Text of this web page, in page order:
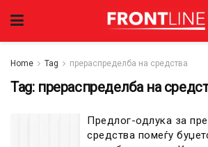
Home Tag прераспределба на средства
Tag: прераспределба на
Предлог-одлука за
средства помеѓу